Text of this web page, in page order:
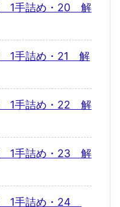
1手詰め・20 解
1手詰め・21 解
1手詰め・22 解
1手詰め・23 解
1手詰め・24